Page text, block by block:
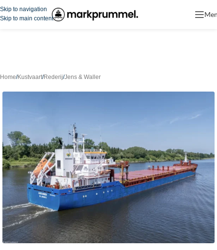
Skip to navigation
Skip to main content
Home/Kustvaart/Rederij/Jens & Waller